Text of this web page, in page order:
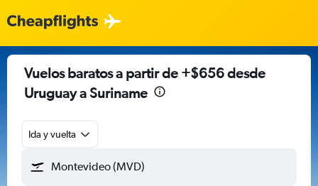
Vuelos baratos a partir de +$656 desde
Uruguay a Suriname
Ida y vuelta
Montevideo (MVD)